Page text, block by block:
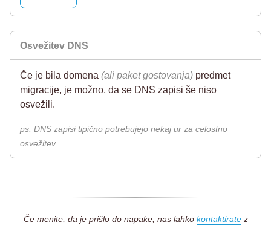
Osvežitev DNS
Če je bila domena (ali paket gostovanja) predmet
migracije, je možno, da se DNS zapisi še niso
osvežili.
ps. DNS zapisi tipično potrebujejo nekaj ur za celostno
osvežitev.
Če menite, da je prišlo do napake, nas lahko kontaktiratez